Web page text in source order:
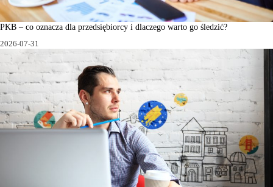
PKB – co oznacza dla przedsiębiorcy i dlaczego warto go śledzić?
2026-07-31